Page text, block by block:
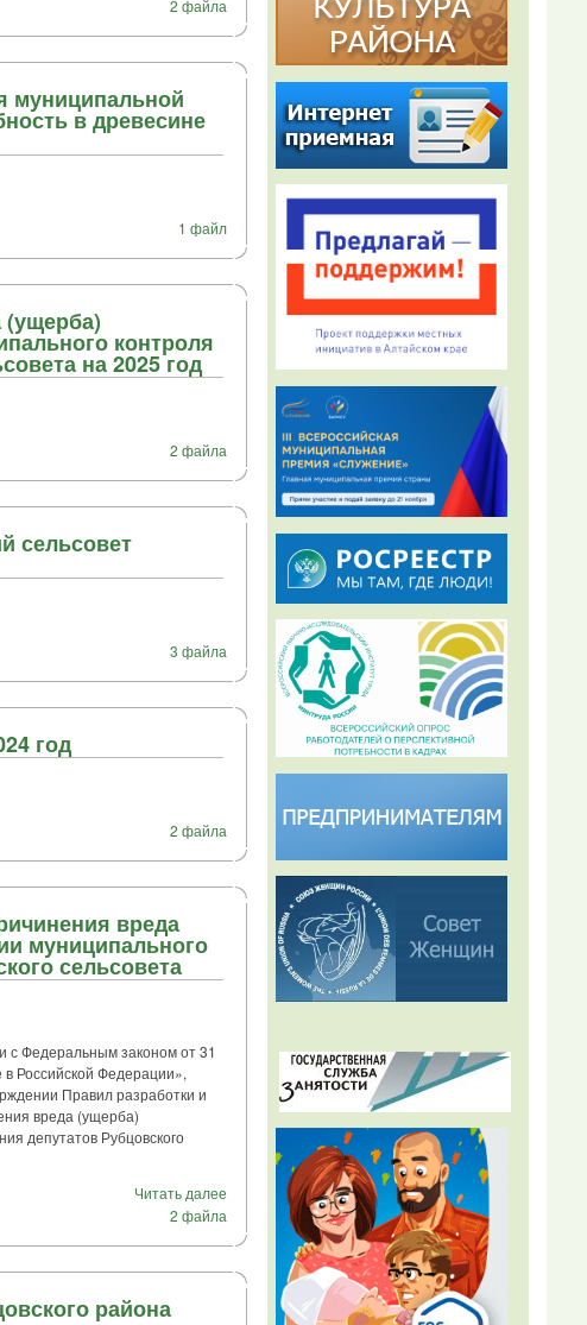
2 файла
муниципальной
в древесине
1 файл
(ущерба)
контроля
на 2025 год
2 файла
сельсовет
3 файла
год
2 файла
вреда
муниципального
сельсовета
с Федеральным законом от 31
Российской Федерации»,
Правил разработки и
вреда (ущерба)
депутатов Рубцовского
Читать далее
2 файла
района